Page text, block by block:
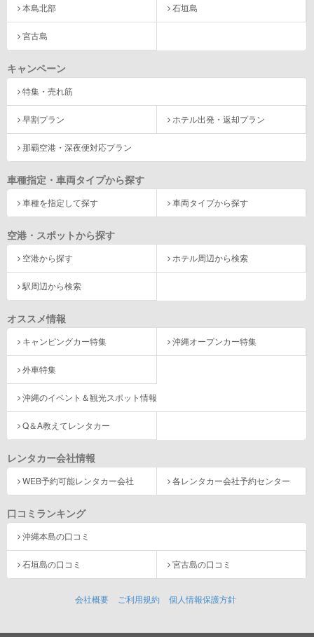
本島北部 石垣島
宮古島
キャンペーン
特集・売れ筋
早割プラン ホテル出発・返却プラン
那覇空港・深夜便対応プラン
車種指定・車両タイプから探す
車種を指定して探す 車両タイプから探す
空港・スポットから探す
空港から探す ホテル周辺から検索
駅周辺から検索
オススメ情報
キャンピングカー特集 沖縄オープンカー特集
外車特集
沖縄のイベント＆観光スポット情報
Q＆A教えてレンタカー
レンタカー会社情報
WEB予約可能レンタカー会社 各レンタカー会社予約センター
口コミランキング
沖縄本島の口コミ
石垣島の口コミ 宮古島の口コミ
会社概要 ご利用規約 個人情報保護方針